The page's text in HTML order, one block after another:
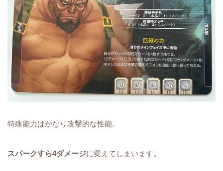
特殊能力はかなり攻撃的な性能。
スパークすら4ダメージに変えてしまいます。